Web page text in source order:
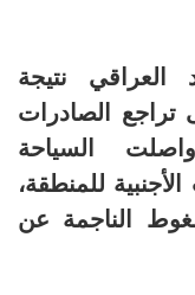
العراقي نتيجة
تراجع الصادرات
السياحة
للمنطقة،
الناجمة عن